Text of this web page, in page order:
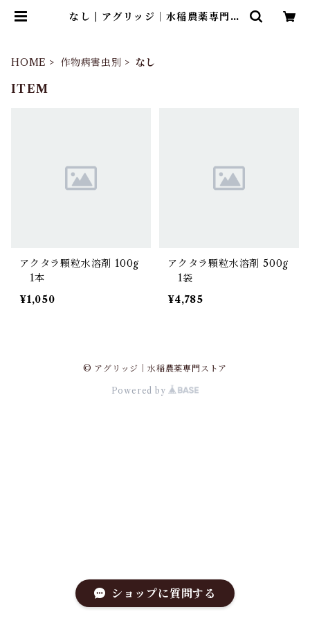
なし | アグリッジ｜水稲農薬専門ス
HOME 作物病害虫別 なし
ITEM
アクタラ顆粒水溶剤 100g
1本
¥1,050
アクタラ顆粒水溶剤 500g
1袋
¥4,785
© アグリッジ｜水稲農薬専門ストア
Powered by
ショップに質問する